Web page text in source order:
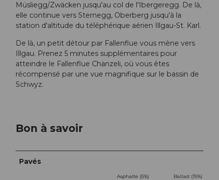
Müsliegg/Zwäcken jusqu'au col de l'Ibergeregg. De là,
elle continue vers Sternegg, Oberberg jusqu'à la
station d'altitude du téléphérique aérien Illgau-St. Karl.
De là, un petit détour par Fallenflue vous mène vers
Illgau. Prenez 5 minutes supplémentaires pour
atteindre le Fallenflue Chänzeli, où vous êtes
récompensé par une vue magnifique sur le bassin de
Schwyz.
Bon à savoir
Pavés
Asphalte (5%)
Ballast (15%)